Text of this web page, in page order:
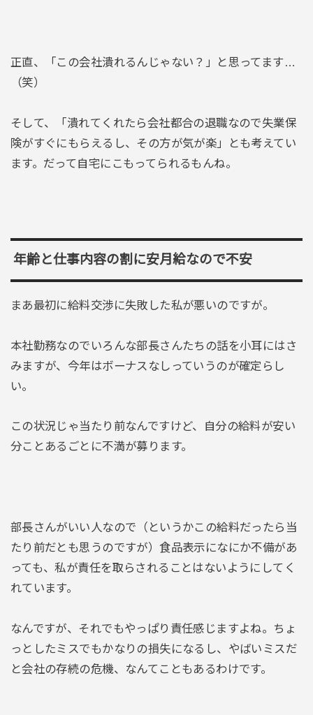
正直、「この会社潰れるんじゃない？」と思ってます…
（笑）
そして、「潰れてくれたら会社都合の退職なので失業保
険がすぐにもらえるし、その方が気が楽」とも考えてい
ます。だって自宅にこもってられるもんね。
年齢と仕事内容の割に安月給なので不安
まあ最初に給料交渉に失敗した私が悪いのですが。
本社勤務なのでいろんな部長さんたちの話を小耳にはさ
みますが、今年はボーナスなしっていうのが確定らし
い。
この状況じゃ当たり前なんですけど、自分の給料が安い
分ことあるごとに不満が募ります。
部長さんがいい人なので（というかこの給料だったら当
たり前だとも思うのですが）食品表示になにか不備があ
っても、私が責任を取らされることはないようにしてく
れています。
なんですが、それでもやっぱり責任感じますよね。ちょ
っとしたミスでもかなりの損失になるし、やばいミスだ
と会社の存続の危機、なんてこともあるわけです。